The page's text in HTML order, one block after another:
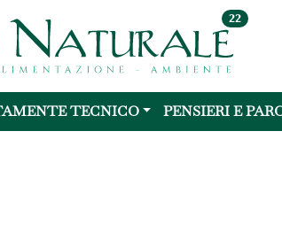
22
TECNICO PENSIERI E